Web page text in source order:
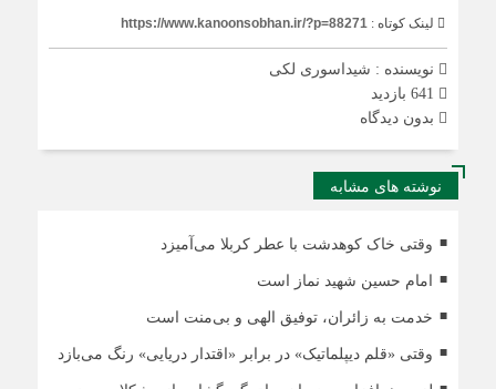
لینک کوتاه : https://www.kanoonsobhan.ir/?p=88271
نویسنده : شیداسوری لکی
بدون دیدگاه
نوشته های مشابه
وقتی خاک کوهدشت با عطر کربلا می‌آمیزد
امام حسین شهید نماز است
خدمت به زائران، توفیق الهی و بی‌منت است
وقتی «قلم دیپلماتیک» در برابر «اقتدار دریایی» رنگ می‌بازد